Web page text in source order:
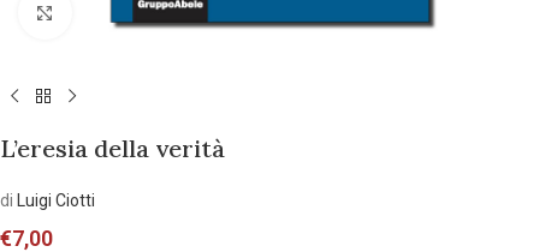
Allarga l'immagine
L’eresia della verità
di Luigi Ciotti
€7,00